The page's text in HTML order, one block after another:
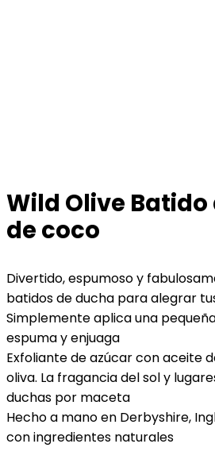
Wild Olive
de coco
Divertido, espumoso y
batidos de ducha para alegrar
Simplemente aplica una
espuma y enjuaga
Exfoliante de azúcar con aceite
oliva. La fragancia del sol y
duchas por maceta
Hecho a mano en Derbyshire,
con ingredientes naturales